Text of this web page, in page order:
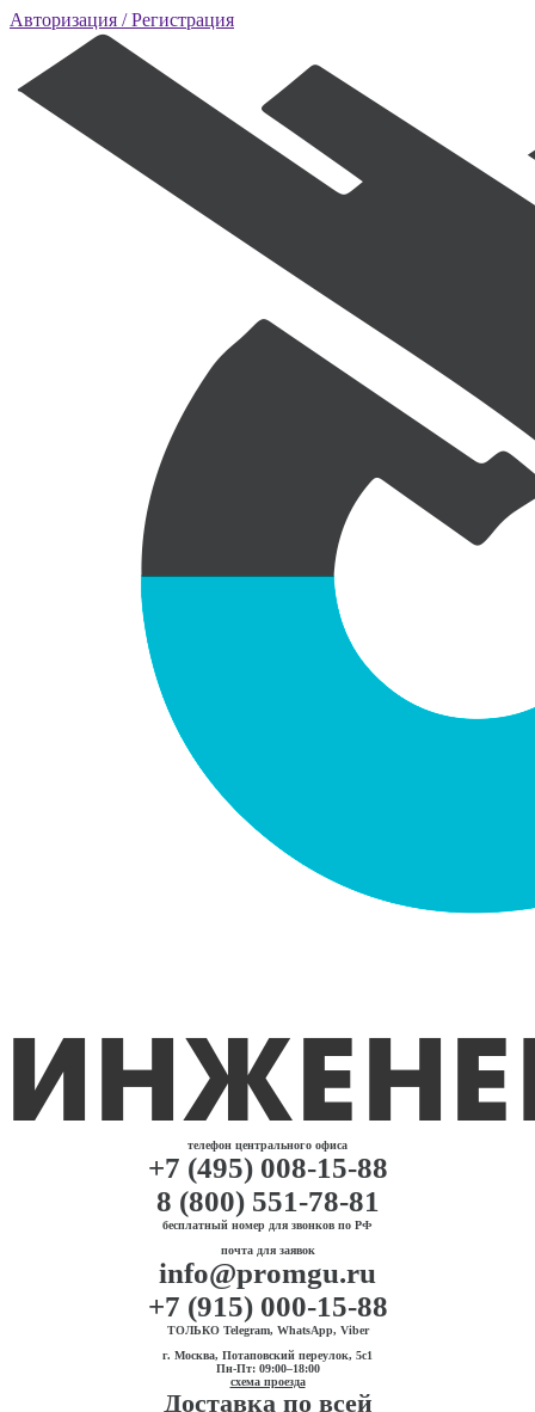
Авторизация / Регистрация
телефон центрального офиса
+7 (495) 008-15-88
8 (800) 551-78-81
бесплатный номер для звонков по РФ
почта для заявок
info@promgu.ru
+7 (915) 000-15-88
ТОЛЬКО Telegram, WhatsApp, Viber
г. Москва, Потаповский переулок, 5с1
Пн-Пт: 09:00–18:00
схема проезда
Доставка по всей